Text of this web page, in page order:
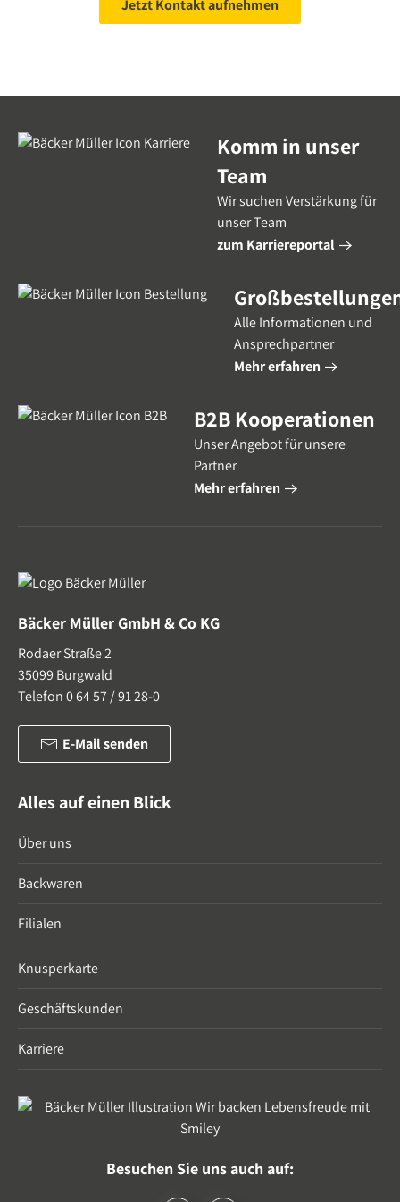
Jetzt Kontakt aufnehmen
Komm in unser
Team
Wir suchen Verstärkung für
unser Team
zum Karriereportal
Alle Informationen und
Ansprechpartner
Mehr erfahren
B2B Kooperationen
Unser Angebot für unsere
Partner
Mehr erfahren
Bäcker Müller GmbH & Co KG
Rodaer Straße 2
35099 Burgwald
Telefon 0 64 57 / 91 28-0
E-Mail senden
Alles auf einen Blick
Über uns
Backwaren
Filialen
Knusperkarte
Geschäftskunden
Karriere
Besuchen Sie uns auch auf: